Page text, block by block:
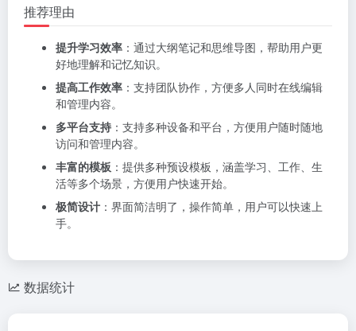
推荐理由
提升学习效率 ：通过大纲笔记和思维导图，帮助用户更
好地理解和记忆知识。
提高工作效率 ：支持团队协作，方便多人同时在线编辑
和管理内容。
多平台支持 ：支持多种设备和平台，方便用户随时随地
访问和管理内容。
丰富的模板 ：提供多种预设模板，涵盖学习、工作、生
活等多个场景，方便用户快速开始。
极简设计 ：界面简洁明了，操作简单，用户可以快速上
手。
数据统计